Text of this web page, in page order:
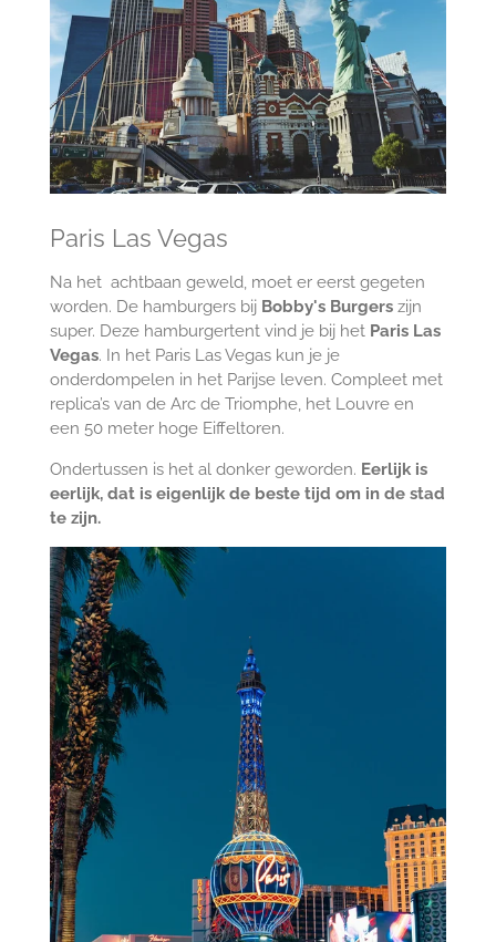
Paris Las Vegas
Na het achtbaan geweld, moet er eerst gegeten
worden. De hamburgers bij Bobby's Burgerszijn
super. Deze hamburgertent vind je bij het Paris Las
Vegas. In het Paris Las Vegas kun je je
onderdompelen in het Parijse leven. Compleet met
replica’s van de Arc de Triomphe, het Louvre en
een 50 meter hoge Eiffeltoren.
Ondertussen is het al donker geworden. Eerlijk is
eerlijk, dat is eigenlijk de beste tijd om in de stad
te zijn.